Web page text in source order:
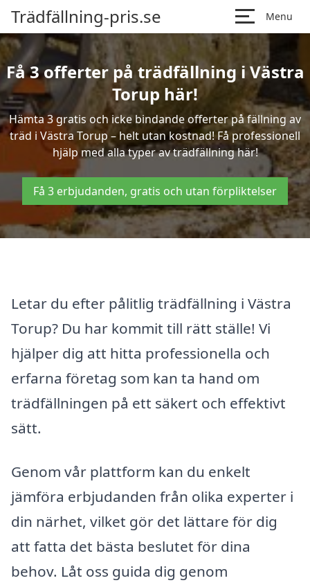
Trädfällning-pris.se Menu
Få 3 offerter på trädfällning i Västra
Torup här!
Hämta 3 gratis och icke bindande offerter på fällning av
träd i Västra Torup – helt utan kostnad! Få professionell
hjälp med alla typer av trädfällning här!
Få 3 erbjudanden, gratis och utan förpliktelser
Letar du efter pålitlig trädfällning i Västra
Torup? Du har kommit till rätt ställe! Vi
hjälper dig att hitta professionella och
erfarna företag som kan ta hand om
trädfällningen på ett säkert och effektivt
sätt.
Genom vår plattform kan du enkelt
jämföra erbjudanden från olika experter i
din närhet, vilket gör det lättare för dig
att fatta det bästa beslutet för dina
behov. Låt oss guida dig genom